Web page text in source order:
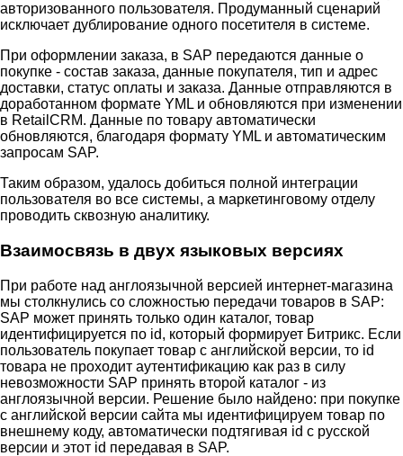
авторизованного пользователя. Продуманный сценарий
исключает дублирование одного посетителя в системе.
При оформлении заказа, в SAP передаются данные о
покупке - состав заказа, данные покупателя, тип и адрес
доставки, статус оплаты и заказа. Данные отправляются в
доработанном формате YML и обновляются при изменении
в RetailCRM. Данные по товару автоматически
обновляются, благодаря формату YML и автоматическим
запросам SAP.
Таким образом, удалось добиться полной интеграции
пользователя во все системы, а маркетинговому отделу
проводить сквозную аналитику.
Взаимосвязь в двух языковых версиях
При работе над англоязычной версией интернет-магазина
мы столкнулись со сложностью передачи товаров в SAP:
SAP может принять только один каталог, товар
идентифицируется по id, который формирует Битрикс. Если
пользователь покупает товар с английской версии, то id
товара не проходит аутентификацию как раз в силу
невозможности SAP принять второй каталог - из
англоязычной версии. Решение было найдено: при покупке
с английской версии сайта мы идентифицируем товар по
внешнему коду, автоматически подтягивая id с русской
версии и этот id передавая в SAP.